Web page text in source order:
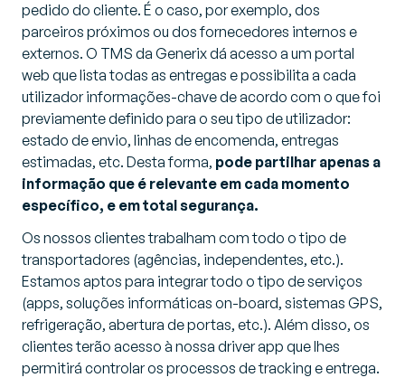
pedido do cliente. É o caso, por exemplo, dos
parceiros próximos ou dos fornecedores internos e
externos. O TMS da Generix dá acesso a um portal
web que lista todas as entregas e possibilita a cada
utilizador informações-chave de acordo com o que foi
previamente definido para o seu tipo de utilizador:
estado de envio, linhas de encomenda, entregas
estimadas, etc. Desta forma, pode partilhar apenas a
informação que é relevante em cada momento
específico, e em total segurança.
Os nossos clientes trabalham com todo o tipo de
transportadores (agências, independentes, etc.).
Estamos aptos para integrar todo o tipo de serviços
(apps, soluções informáticas on-board, sistemas GPS,
refrigeração, abertura de portas, etc.). Além disso, os
clientes terão acesso à nossa driver app que lhes
permitirá controlar os processos de tracking e entrega.